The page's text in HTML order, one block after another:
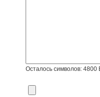
Осталось символов: 4800